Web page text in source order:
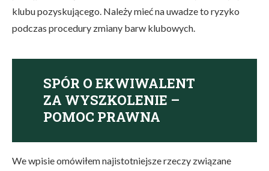
klubu pozyskującego. Należy mieć na uwadze to ryzyko
podczas procedury zmiany barw klubowych.
SPÓR O EKWIWALENT
ZA WYSZKOLENIE –
POMOC PRAWNA
We wpisie omówiłem najistotniejsze rzeczy związane